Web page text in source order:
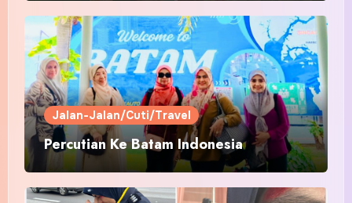
Jalan-Jalan/Cuti/Travel
Percutian Ke Batam Indonesia